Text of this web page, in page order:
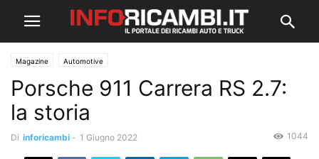
Magazine Automotive
Porsche 911 Carrera RS 2.7:
la storia
Di inforicambi - 1 Giugno 2022 1044